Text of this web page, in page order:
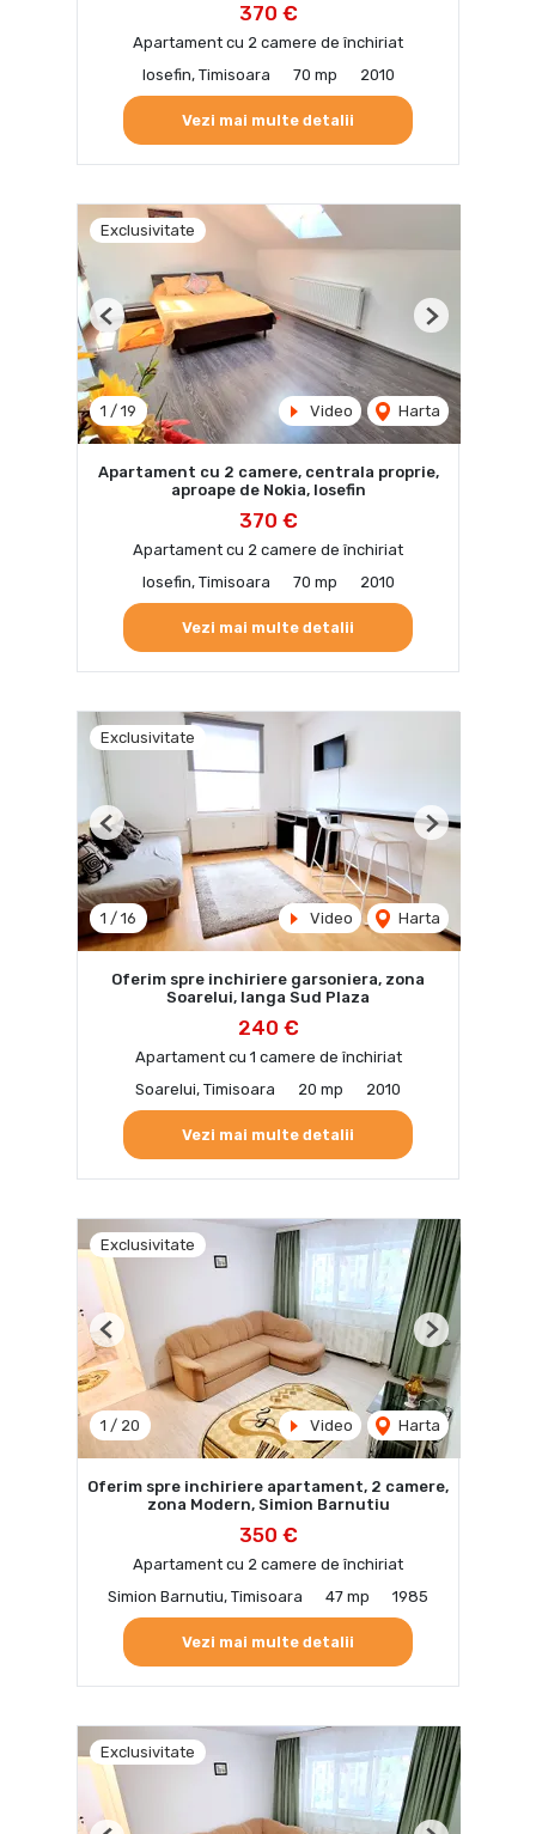
370 €
Apartament cu 2 camere de închiriat
Iosefin, Timisoara
70 mp 2010
Vezi mai multe detalii
Exclusivitate
1 / 19 Video Harta
Previous Next
Apartament cu 2 camere, centrala proprie,
aproape de Nokia, Iosefin
370 €
Apartament cu 2 camere de închiriat
Iosefin, Timisoara
70 mp 2010
Vezi mai multe detalii
Exclusivitate
1 / 16 Video Harta
Previous Next
Oferim spre inchiriere garsoniera, zona
Soarelui, langa Sud Plaza
240 €
Apartament cu 1 camere de închiriat
Soarelui, Timisoara
20 mp 2010
Vezi mai multe detalii
Exclusivitate
1 / 20 Video Harta
Previous Next
Oferim spre inchiriere apartament, 2 camere,
zona Modern, Simion Barnutiu
350 €
Apartament cu 2 camere de închiriat
Simion Barnutiu, Timisoara
47 mp 1985
Vezi mai multe detalii
Exclusivitate